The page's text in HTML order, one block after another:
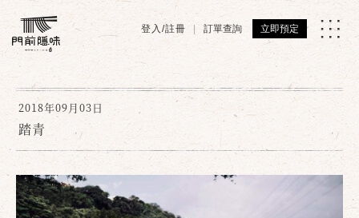
登入/註冊 訂單查詢 立即預定
2018年09月03日
踏青